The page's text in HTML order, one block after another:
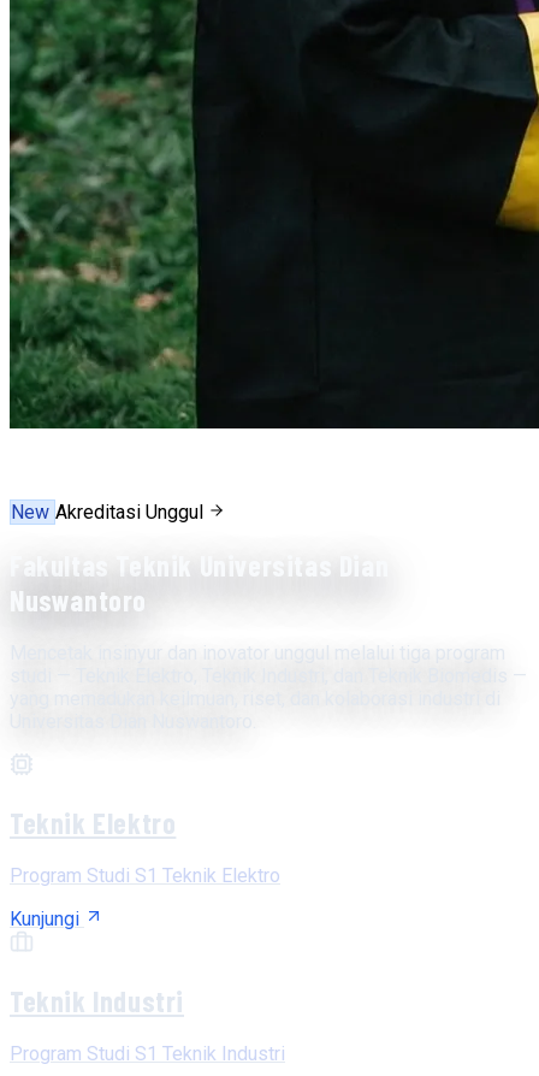
New Akreditasi Unggul
Fakultas Teknik Universitas Dian
Nuswantoro
Mencetak insinyur dan inovator unggul melalui tiga program
studi — Teknik Elektro, Teknik Industri, dan Teknik Biomedis —
Teknik Elektro
Program Studi S1 Teknik Elektro
Kunjungi
Teknik Industri
Program Studi S1 Teknik Industri